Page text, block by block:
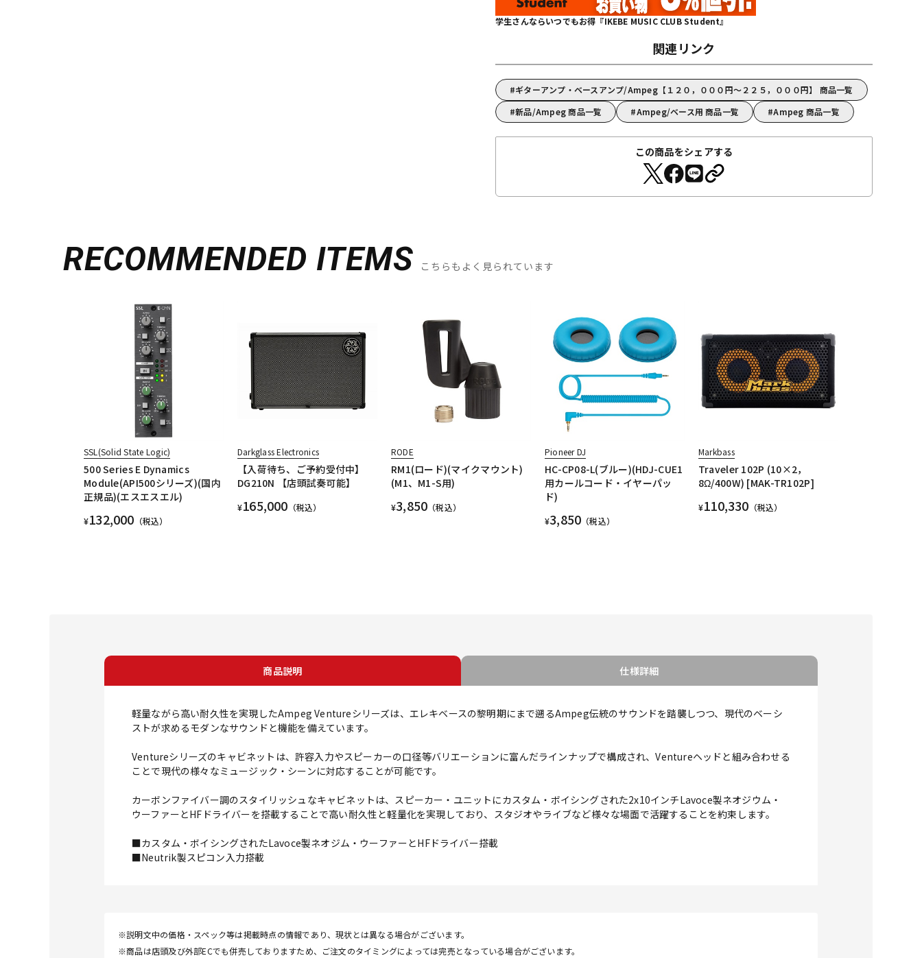
学生さんならいつでもお得『IKEBE MUSIC CLUB Student』
関連リンク
ギターアンプ・ベースアンプ/Ampeg【１２０，０００円～２２５，０００円】 商品一覧
新品/Ampeg 商品一覧
Ampeg/ベース用 商品一覧 Ampeg 商品一覧
この商品をシェアする
RECOMMENDED ITEMS こちらもよく見られています
SSL(Solid State Logic)
500 Series E Dynamics
Module(API500シリーズ)(国内
正規品)(エスエスエル)
¥132,000 （税込）
Darkglass Electronics
【入荷待ち、ご予約受付中】
DG210N 【店頭試奏可能】
¥165,000 （税込）
RODE
RM1(ロード)(マイクマウント)
(M1、M1-S用)
¥3,850 （税込）
Pioneer DJ
HC-CP08-L(ブルー)(HDJ-CUE1
用カールコード・イヤーパッ
ド)
¥3,850 （税込）
Markbass
Traveler 102P (10×2，
8Ω/400W) [MAK-TR102P]
¥110,330 （税込）
商品説明 仕様詳細
軽量ながら高い耐久性を実現したAmpeg Ventureシリーズは、エレキベースの黎明期にまで遡るAmpeg伝統のサウンドを踏襲しつつ、現代のベーシ
ストが求めるモダンなサウンドと機能を備えています。
Ventureシリーズのキャビネットは、許容入力やスピーカーの口径等バリエーションに富んだラインナップで構成され、Ventureヘッドと組み合わせる
ことで現代の様々なミュージック・シーンに対応することが可能です。
カーボンファイバー調のスタイリッシュなキャビネットは、スピーカー・ユニットにカスタム・ボイシングされた2x10インチLavoce製ネオジウム・
ウーファーとHFドライバーを搭載することで高い耐久性と軽量化を実現しており、スタジオやライブなど様々な場面で活躍することを約束します。
■カスタム・ボイシングされたLavoce製ネオジム・ウーファーとHFドライバー搭載
■Neutrik製スピコン入力搭載
※説明文中の価格・スペック等は掲載時点の情報であり、現状とは異なる場合がございます。
※商品は店頭及び外部ECでも併売しておりますため、ご注文のタイミングによっては完売となっている場合がございます。